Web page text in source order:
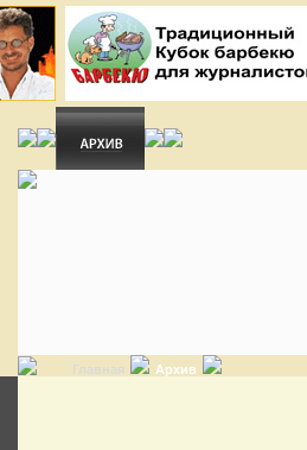
Главная Архив